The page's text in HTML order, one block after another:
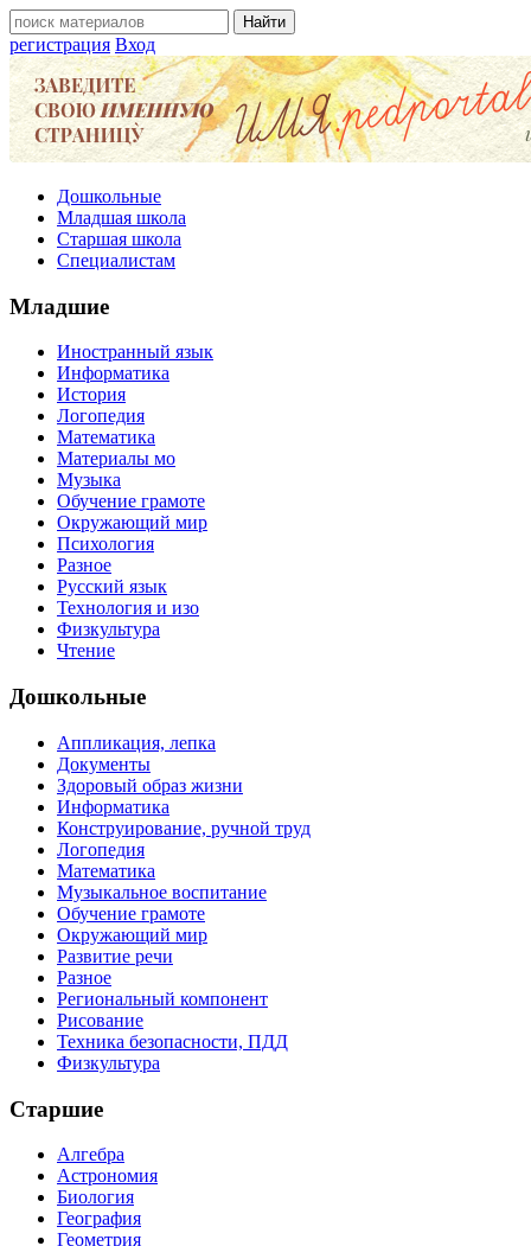
регистрация Вход
Дошкольные
Младшая школа
Старшая школа
Специалистам
Младшие
Иностранный язык
Информатика
История
Логопедия
Математика
Материалы мо
Музыка
Обучение грамоте
Окружающий мир
Психология
Разное
Русский язык
Технология и изо
Физкультура
Чтение
Дошкольные
Аппликация, лепка
Документы
Здоровый образ жизни
Информатика
Конструирование, ручной труд
Логопедия
Математика
Музыкальное воспитание
Обучение грамоте
Окружающий мир
Развитие речи
Разное
Региональный компонент
Рисование
Техника безопасности, ПДД
Физкультура
Старшие
Алгебра
Астрономия
Биология
География
Геометрия